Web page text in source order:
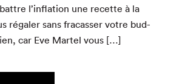
l’inflation une recette à la
régaler sans fra­cass­er votre bud­
car Eve Mar­tel vous […]